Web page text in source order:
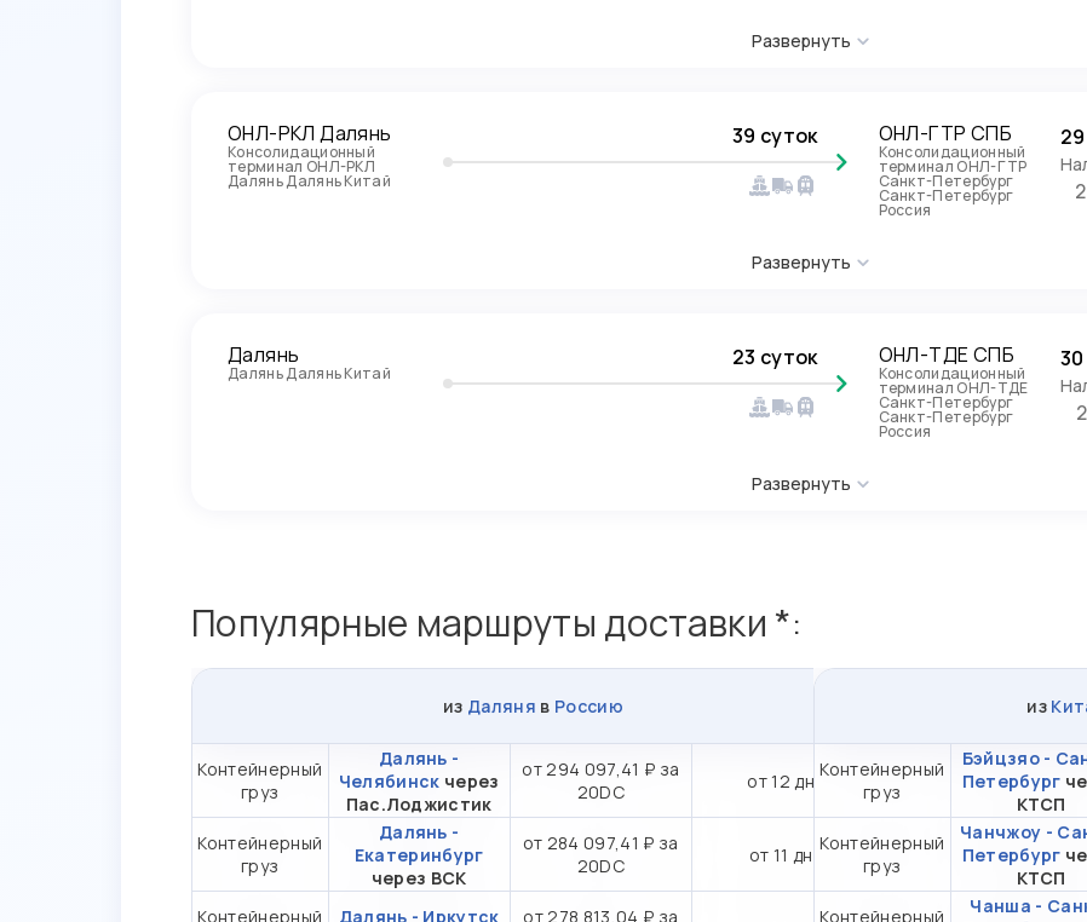
Развернуть
ОНЛ-РКЛ Далянь
Консолидационный
терминал ОНЛ-РКЛ
Далянь Далянь Китай
39 суток ОНЛ-ГТР СПБ
Консолидационный
терминал ОНЛ-ГТР
Санкт-Петербург
Санкт-Петербург
Россия
Развернуть
Далянь
Далянь Далянь Китай
23 суток ОНЛ-ТДЕ СПБ
Консолидационный
терминал ОНЛ-ТДЕ
Санкт-Петербург
Санкт-Петербург
Россия
30
Развернуть
Популярные маршруты доставки *:
из Даляня в Россию
Контейнерный
груз
Далянь -
Челябинск через
Пас.Лоджистик
от 294 097,41 ₽ за
20DC
от 12 дн.
Контейнерный
груз
Далянь -
Екатеринбург
через ВСК
от 284 097,41 ₽ за
20DC
от 11 дн.
Контейнерный
Далянь - Иркутск
от 278 813,04 ₽ за
из
Контейнерный
груз
Бэйцзяо -
Петербург
КТСП
Контейнерный
груз
Чанчжоу -
Петербург
КТСП
Контейнерный
Чанша -